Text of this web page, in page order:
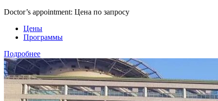
Doctor’s appointment: Цена по запросу
Цены
Программы
Подробнее